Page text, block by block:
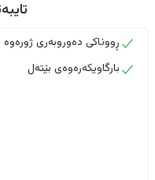
ڕووناکی دەوروبەری ژورەوە
بارگاویکەرەوەی بێتەل